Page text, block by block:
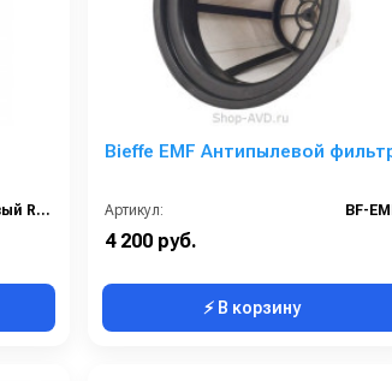
BF-CVO (новый RIP0251)
Bieffe EMF Антипылевой
Артикул: BF-
4 200 руб.
⚡ В корзину